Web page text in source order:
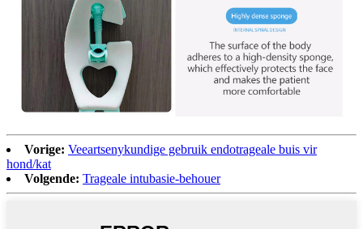
Vorige: Veeartsenykundige gebruik endotrageale buis vir
hond/kat
Volgende: Trageale intubasie-behouer